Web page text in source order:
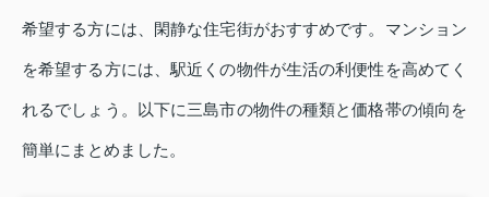
希望する方には、閑静な住宅街がおすすめです。マンション
を希望する方には、駅近くの物件が生活の利便性を高めてく
れるでしょう。以下に三島市の物件の種類と価格帯の傾向を
簡単にまとめました。